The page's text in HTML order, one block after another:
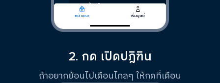
2. กด เปิดปฎิฑิน
ถ้าอยากย้อนไปเดือนไกลๆ ให้กดที่เดือน